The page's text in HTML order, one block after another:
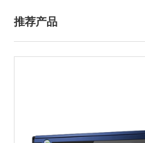
推荐产品